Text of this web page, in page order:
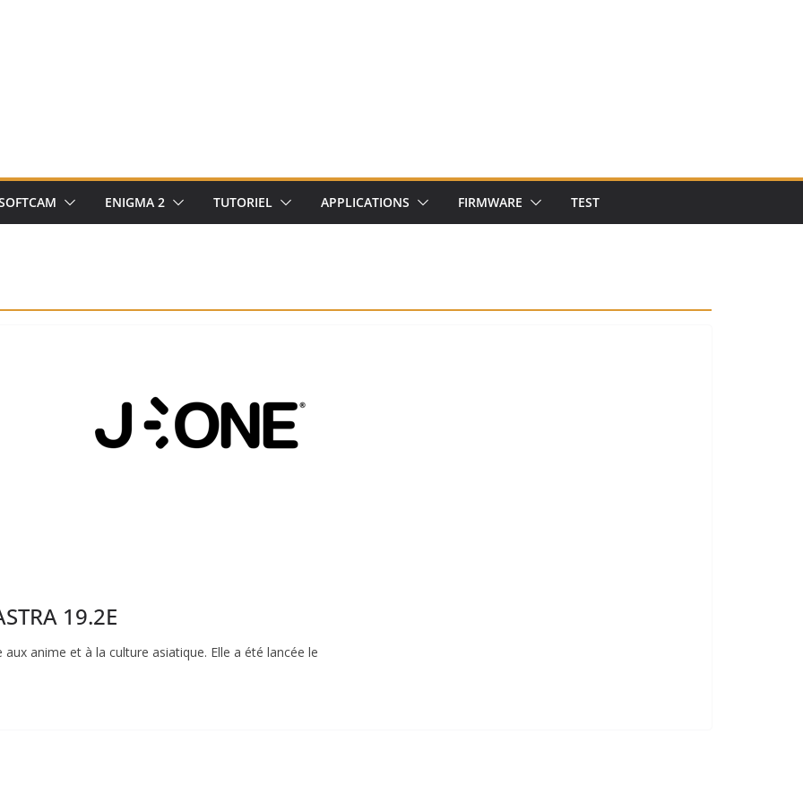
ENIGMA 2 TUTORIEL APPLICATIONS FIRMWARE TEST
19.2E
anime et à la culture asiatique. Elle a été lancée le